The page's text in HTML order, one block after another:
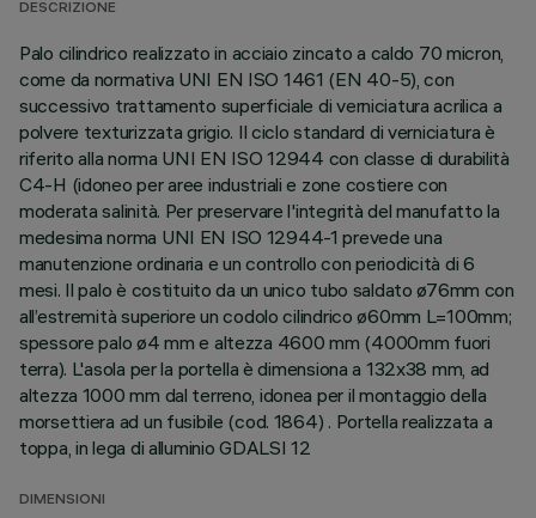
DESCRIZIONE
Palo cilindrico realizzato in acciaio zincato a caldo 70 micron,
come da normativa UNI EN ISO 1461 (EN 40-5), con
successivo trattamento superficiale di verniciatura acrilica a
polvere texturizzata grigio. Il ciclo standard di verniciatura è
riferito alla norma UNI EN ISO 12944 con classe di durabilità
C4-H (idoneo per aree industriali e zone costiere con
moderata salinità. Per preservare l'integrità del manufatto la
medesima norma UNI EN ISO 12944-1 prevede una
manutenzione ordinaria e un controllo con periodicità di 6
mesi. Il palo è costituito da un unico tubo saldato ø76mm con
all’estremità superiore un codolo cilindrico ø60mm L=100mm;
spessore palo ø4 mm e altezza 4600 mm (4000mm fuori
terra). L'asola per la portella è dimensiona a 132x38 mm, ad
altezza 1000 mm dal terreno, idonea per il montaggio della
morsettiera ad un fusibile (cod. 1864) . Portella realizzata a
toppa, in lega di alluminio GDALSI 12
DIMENSIONI